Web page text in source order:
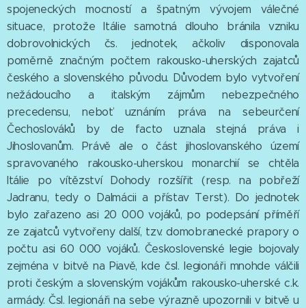
spojeneckých mocností a špatným vývojem válečné
situace, protože Itálie samotná dlouho bránila vzniku
dobrovolnických čs. jednotek, ačkoliv disponovala
poměrně značným počtem rakousko-uherských zajatců
českého a slovenského původu. Důvodem bylo vytvoření
nežádoucího a italským zájmům nebezpečného
precedensu, neboť uznáním práva na sebeurčení
Čechoslováků by de facto uznala stejná práva i
Jihoslovanům. Právě ale o část jihoslovanského území
spravovaného rakousko-uherskou monarchií se chtěla
Itálie po vítězství Dohody rozšířit (resp. na pobřeží
Jadranu, tedy o Dalmácii a přístav Terst). Do jednotek
bylo zařazeno asi 20 000 vojáků, po podepsání příměří
ze zajatců vytvořeny další, tzv. domobranecké prapory o
počtu asi 60 000 vojáků. Československé legie bojovaly
zejména v bitvě na Piavě, kde čsl. legionáři mnohde válčili
proti českým a slovenským vojákům rakousko-uherské c.k.
armády. Čsl. legionáři na sebe výrazně upozornili v bitvě u